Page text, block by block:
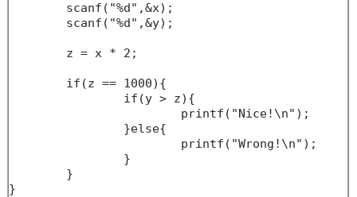
	scanf("%d",&x);
	scanf("%d",&y);
	z = x * 2;
	if(z == 1000){
		if(y > z){
			printf("Nice!\n");
		}else{
			printf("Wrong!\n");
		}
	}
}